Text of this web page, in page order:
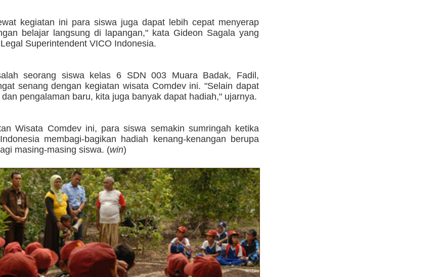
kegiatan ini para siswa juga dapat lebih cepat menyerap
belajar langsung di lapangan," kata Gideon Sagala yang
Superintendent VICO Indonesia.
seorang siswa kelas 6 SDN 003 Muara Badak, Fadil,
senang dengan kegiatan wisata Comdev ini. "Selain dapat
pengalaman baru, kita juga banyak dapat hadiah," ujarnya.
Wisata Comdev ini, para siswa semakin sumringah ketika
membagi-bagikan hadiah kenang-kenangan berupa
masing-masing siswa. (win)